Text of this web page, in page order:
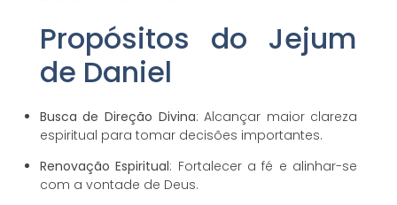
Propósitos do Jejum
de Daniel
Busca de Direção Divina: Alcançar maior clareza
espiritual para tomar decisões importantes.
Renovação Espiritual: Fortalecer a fé e alinhar-se
com a vontade de Deus.